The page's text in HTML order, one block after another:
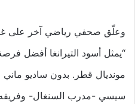
وعلّق صحفي رياضي آخر على
“يمثل أسود التيرانغا أفضل
مونديال قطر. بدون ساديو
سيسي -مدرب السنغال-